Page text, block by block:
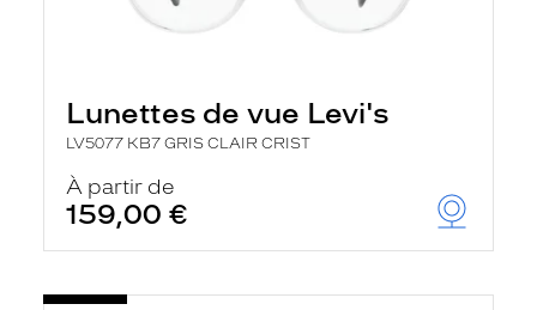
Lunettes de vue Levi's
LV5077 KB7 GRIS CLAIR CRIST
À partir de
159,00 €